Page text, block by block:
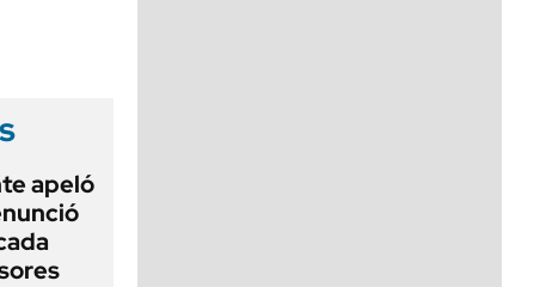
apeló